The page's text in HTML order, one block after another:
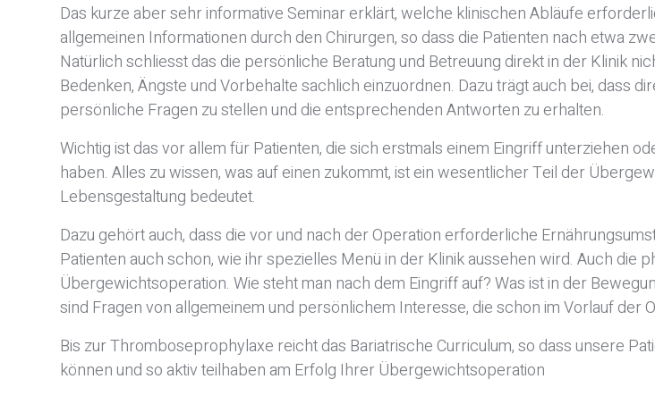
Das kurze aber sehr informative Seminar erklärt, welche klinischen Abläufe
allgemeinen Informationen durch den Chirurgen, so dass die Patienten nach etwa
Natürlich schliesst das die persönliche Beratung und Betreuung direkt in der Klinik
Bedenken, Ängste und Vorbehalte sachlich einzuordnen. Dazu trägt auch bei, dass
persönliche Fragen zu stellen und die entsprechenden Antworten zu erhalten.
Wichtig ist das vor allem für Patienten, die sich erstmals einem Eingriff unterziehen
haben. Alles zu wissen, was auf einen zukommt, ist ein wesentlicher Teil der
Lebensgestaltung bedeutet.
Dazu gehört auch, dass die vor und nach der Operation erforderliche
Patienten auch schon, wie ihr spezielles Menü in der Klinik aussehen wird. Auch die
Übergewichtsoperation. Wie steht man nach dem Eingriff auf? Was ist in der
sind Fragen von allgemeinem und persönlichem Interesse, die schon im Vorlauf
Bis zur Thromboseprophylaxe reicht das Bariatrische Curriculum, so dass unsere
können und so aktiv teilhaben am Erfolg Ihrer Übergewichtsoperation